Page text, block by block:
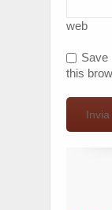
web
Save
this